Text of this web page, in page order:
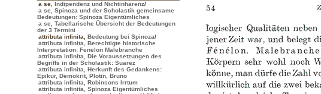
a se Indipendenz und Nichtinhärenz/
a se, Spinoza und der Scholastik gemeinsame
Bedeutungen: Spinoza Eigentümliches
a se, Tabellarische Übersicht der Bedeutungen
der 3 Termini
attributa infinita
Bedeutung bei Spinoza/
attributa infinita, Berechtigte historische
Interpretation: Fenelon Malebranche
attributa infinita, Die Voraussetzungen des
Begriffs in der Scholastik: Suarez
attributa infinita, Herkunft des Gedankens:
Epikur, Demokrit, Plotin, Bruno
attributa infinita, Robinsons Irrtum
attributa infinita, Spinoza Eigentümliches